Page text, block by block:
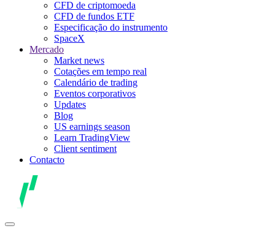
CFD de criptomoeda
CFD de fundos ETF
Especificação do instrumento
SpaceX
Mercado
Market news
Cotações em tempo real
Calendário de trading
Eventos corporativos
Updates
Blog
US earnings season
Learn TradingView
Client sentiment
Contacto